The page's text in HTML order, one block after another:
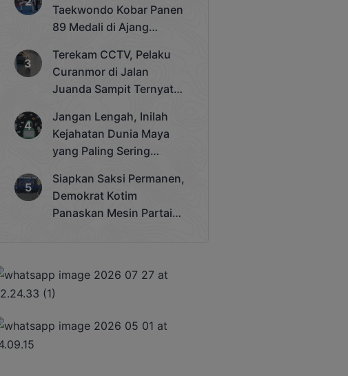
Taekwondo Kobar Panen
89 Medali di Ajang
Cup 2025
Terekam CCTV, Pelaku
Curanmor di Jalan
Juanda Sampit Ternyata
Jangan Lengah, Inilah
Kejahatan Dunia Maya
yang Paling Sering
Siapkan Saksi Permanen,
Demokrat Kotim
Panaskan Mesin Partai